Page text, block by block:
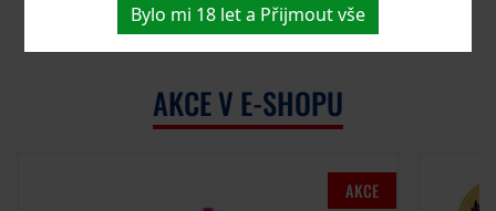
Bylo mi 18 let a Přijmout vše
ZOBRAZIT DALŠÍ PRODUKTY
AKCE V E-SHOPU
AKCE